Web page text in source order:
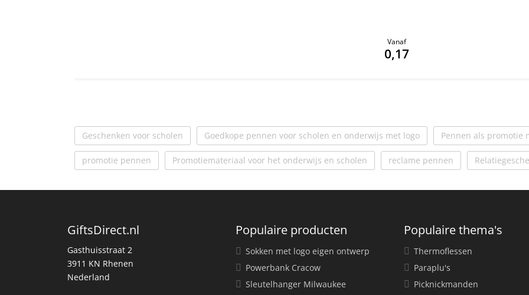
Vanaf
0,17
Geschenken voor scholen Goedkope pennen voor scholen en onderwijs met logo Pennen als promotie
promotie pennen Promotiemateriaal voor het onderwijs en scholen reclame pennen
GiftsDirect.nl
Gasthuisstraat 2
3911 KN Rhenen
Nederland
Populaire producten
Sokken met logo eigen ontwerp
Powerbank Cracow
Sleutelhanger Milwaukee
Populaire thema's
Thermoflessen
Paraplu's
Picknickmanden